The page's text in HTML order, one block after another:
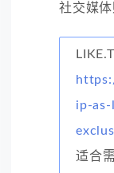
社交媒
ip-
适合